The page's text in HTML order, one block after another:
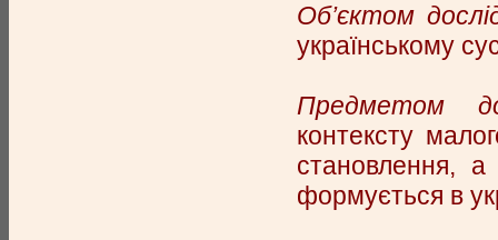
Об’єктом
українському
Предметом
контексту
становлення, а
формується в